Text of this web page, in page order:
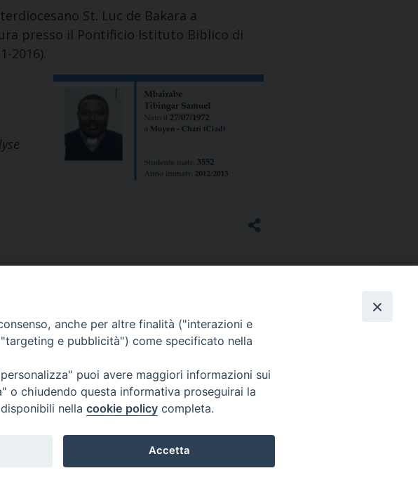
St. Luc de Bakara a
presso il Pontificio Istituto Biblico di
2016).
42 82 21anche per altre finalità ("interazioni e
e pubblicità") come specificato nella
puoi avere maggiori informazioni sui
o chiudendo questa informativa proseguirai la
nella cookie policy completa.
Accetta